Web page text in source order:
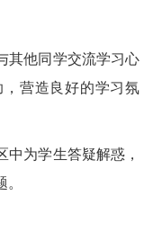
其他同学交流学习心
营造良好的学习氛
为学生答疑解惑，